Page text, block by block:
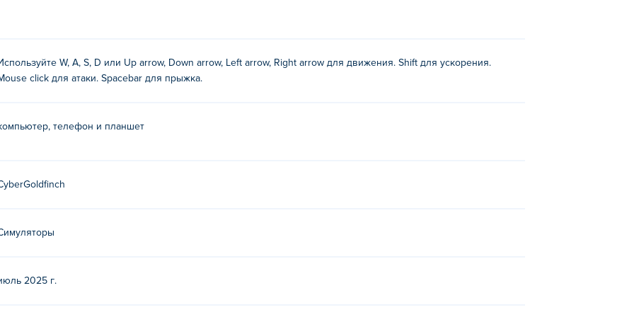
Cats?
Играйте в их другие игры на Poki (Поки): archer-master-3d-castle-defense,
Simulator: Big Cats?
W, A, S, D или Up arrow, Down arrow, Left arrow, Right arrow для движения. Shift для ускорения.
click для атаки. Spacebar для прыжка.
телефон и планшет
2025 г.